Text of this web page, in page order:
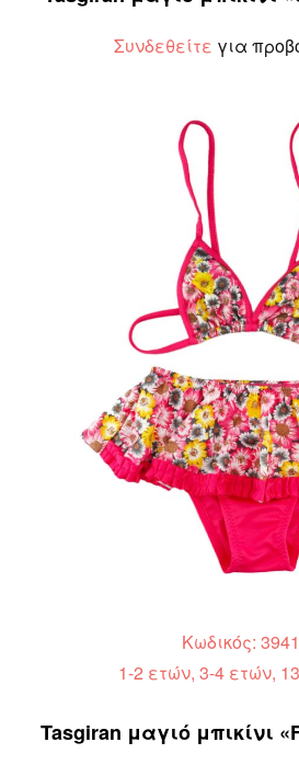
Συνδεθείτε για
Κωδικός:
1-2 ετών, 3-4 ετών,
Tasgiran μαγιό μπικίνι